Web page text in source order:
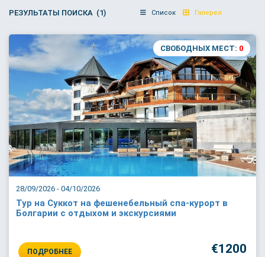
РЕЗУЛЬТАТЫ ПОИСКА (1) Список Галерея
28/09/2026 - 04/10/2026
СВОБОДНЫХ МЕСТ: 0
Тур на Суккот на фешенебельный спа-курорт в
Болгарии с отдыхом и экскурсиями
ПОДРОБНЕЕ €1200